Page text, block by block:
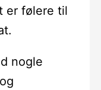
er følere til
nogle